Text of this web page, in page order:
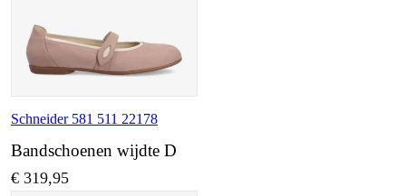
Schneider 581 511 22178
Bandschoenen wijdte D
€ 319,95